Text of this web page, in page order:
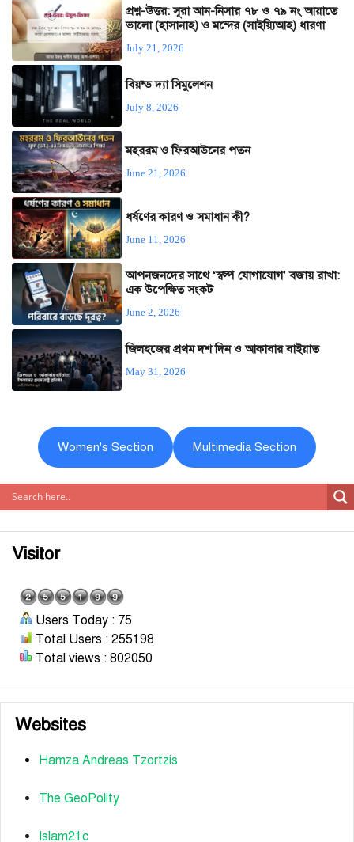
প্রশ্ন-উত্তর: সূরা আন-নিসার ৭৮ ও ৭৯ নং আয়াতে
ভালো (হাসানাহ) ও মন্দের (সাইয়্যিআহ) ধারণা
July 21, 2026
বিয়ন্ড দ্যা সিমুলেশন
July 8, 2026
মহররম ও ফিরআউনের পতন
June 21, 2026
ধর্ষণের কারণ ও সমাধান কী?
June 11, 2026
আপনজনদের সাথে ‘স্বল্প যোগাযোগ’ বজায় রাখা:
এক উপেক্ষিত সংকট
June 2, 2026
জিলহজের প্রথম দশ দিন ও আকাবার বাইয়াত
May 31, 2026
Women's Section Multimedia Section
Visitor
Users Today : 75
Total Users : 255198
Total views : 802050
Websites
Hamza Andreas Tzortzis
The GeoPolity
Islam21c